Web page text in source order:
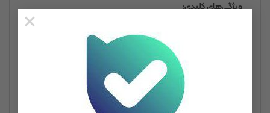
× ویژگی‌های کلیدی:
جنس نخی نرم و باکیفیت برای پوست حساس نوزاد
دوخت مقاوم و دقیق با آستین کوتاه
طراحی ساده و بدون طرح، مناسب برای ست کردن با شلوار یا